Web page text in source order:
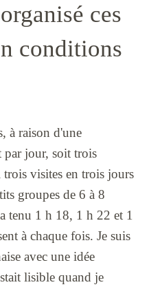
ces
conditions
à raison d'une
par jour, soit trois
visites en trois jours
groupes de 6 à 8
tenu 1 h 18, 1 h 22 et 1
à chaque fois. Je suis
avec une idée
lisible quand je